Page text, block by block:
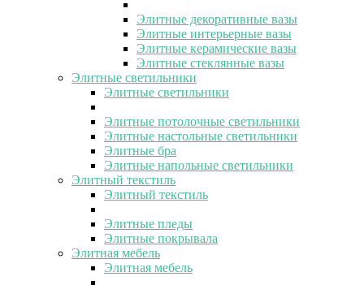
Элитные декоративные вазы
Элитные интерьерные вазы
Элитные керамические вазы
Элитные стеклянные вазы
Элитные светильники
Элитные светильники
Элитные потолочные светильники
Элитные настольные светильники
Элитные бра
Элитные напольные светильники
Элитный текстиль
Элитный текстиль
Элитные пледы
Элитные покрывала
Элитная мебель
Элитная мебель